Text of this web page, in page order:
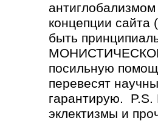
концепции
быть
МОНИСТИЧЕСКОЕ
посильную
перевесят
гарантирую. P.S.
эклектизмы и